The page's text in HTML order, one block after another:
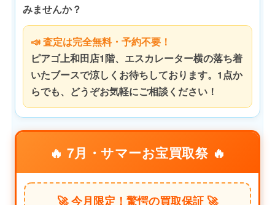
みませんか？
📣 査定は完全無料・予約不要！
ピアゴ上和田店1階、エスカレーター横の落ち着
いたブースで涼しくお待ちしております。1点か
らでも、どうぞお気軽にご相談ください！
🔥 7月・サマーお宝買取祭 🔥
🚀 今月限定！驚愕の買取保証 🚀